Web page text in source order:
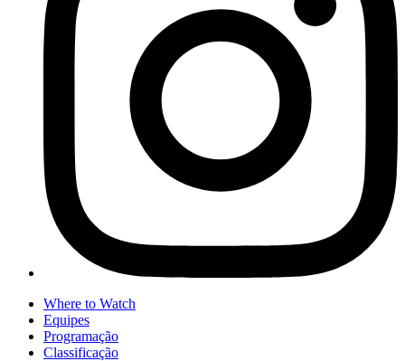
Where to Watch
Equipes
Programação
Classificação